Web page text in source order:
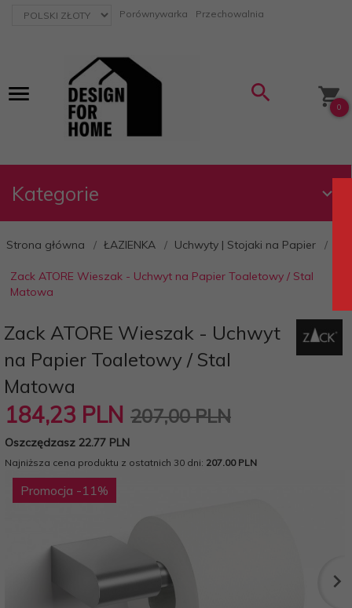
currency_h Porównywarka Przechowalnia
0
Kategorie
Strona główna ŁAZIENKA Uchwyty | Stojaki na Papier
Zack ATORE Wieszak - Uchwyt na Papier Toaletowy / Stal
Matowa
Zack ATORE Wieszak - Uchwyt
na Papier Toaletowy / Stal
Matowa
184,23 PLN 207,00 PLN
Oszczędzasz 22.77 PLN
Najniższa cena produktu z ostatnich 30 dni: 207.00 PLN
Promocja -11%